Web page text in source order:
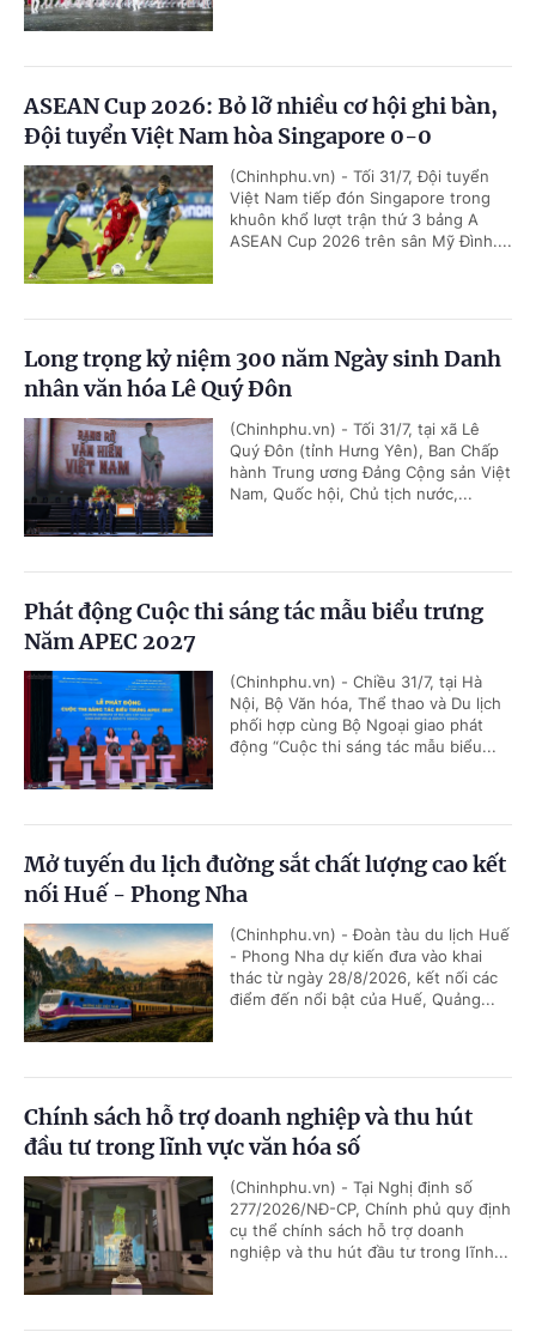
ASEAN Cup 2026: Bỏ lỡ nhiều cơ hội ghi bàn,
Đội tuyển Việt Nam hòa Singapore 0-0
(Chinhphu.vn) - Tối 31/7, Đội tuyển
Việt Nam tiếp đón Singapore trong
khuôn khổ lượt trận thứ 3 bảng A
ASEAN Cup 2026 trên sân Mỹ Đình....
Long trọng kỷ niệm 300 năm Ngày sinh Danh
nhân văn hóa Lê Quý Đôn
(Chinhphu.vn) - Tối 31/7, tại xã Lê
Quý Đôn (tỉnh Hưng Yên), Ban Chấp
hành Trung ương Đảng Cộng sản Việt
Nam, Quốc hội, Chủ tịch nước,...
Phát động Cuộc thi sáng tác mẫu biểu trưng
Năm APEC 2027
(Chinhphu.vn) - Chiều 31/7, tại Hà
Nội, Bộ Văn hóa, Thể thao và Du lịch
phối hợp cùng Bộ Ngoại giao phát
động “Cuộc thi sáng tác mẫu biểu...
Mở tuyến du lịch đường sắt chất lượng cao kết
nối Huế - Phong Nha
(Chinhphu.vn) - Đoàn tàu du lịch Huế
- Phong Nha dự kiến đưa vào khai
thác từ ngày 28/8/2026, kết nối các
điểm đến nổi bật của Huế, Quảng...
Chính sách hỗ trợ doanh nghiệp và thu hút
đầu tư trong lĩnh vực văn hóa số
(Chinhphu.vn) - Tại Nghị định số
277/2026/NĐ-CP, Chính phủ quy định
cụ thể chính sách hỗ trợ doanh
nghiệp và thu hút đầu tư trong lĩnh...